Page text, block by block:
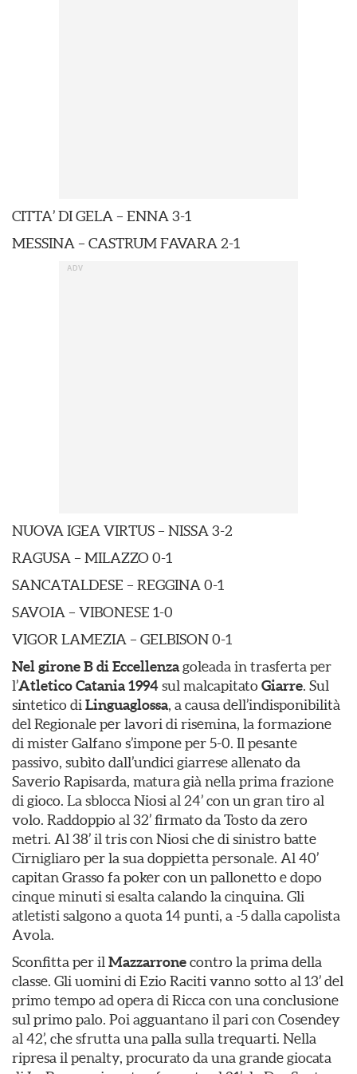
CITTA’ DI GELA – ENNA 3-1
MESSINA – CASTRUM FAVARA 2-1
NUOVA IGEA VIRTUS – NISSA 3-2
RAGUSA – MILAZZO 0-1
SANCATALDESE – REGGINA 0-1
SAVOIA – VIBONESE 1-0
VIGOR LAMEZIA – GELBISON 0-1
Nel girone B di Eccellenzagoleada in trasferta per
l’Atletico Catania 1994sul malcapitato Giarre. Sul
sintetico di Linguaglossa, a causa dell’indisponibilità
del Regionale per lavori di risemina, la formazione
di mister Galfano s’impone per 5-0. Il pesante
passivo, subìto dall’undici giarrese allenato da
Saverio Rapisarda, matura già nella prima frazione
di gioco. La sblocca Niosi al 24’ con un gran tiro al
volo. Raddoppio al 32’ firmato da Tosto da zero
metri. Al 38’ il tris con Niosi che di sinistro batte
Cirnigliaro per la sua doppietta personale. Al 40’
capitan Grasso fa poker con un pallonetto e dopo
cinque minuti si esalta calando la cinquina. Gli
atletisti salgono a quota 14 punti, a -5 dalla capolista
Avola.
Sconfitta per il Mazzarronecontro la prima della
classe. Gli uomini di Ezio Raciti vanno sotto al 13’ del
primo tempo ad opera di Ricca con una conclusione
sul primo palo. Poi agguantano il pari con Cosendey
al 42’, che sfrutta una palla sulla trequarti. Nella
ripresa il penalty, procurato da una grande giocata